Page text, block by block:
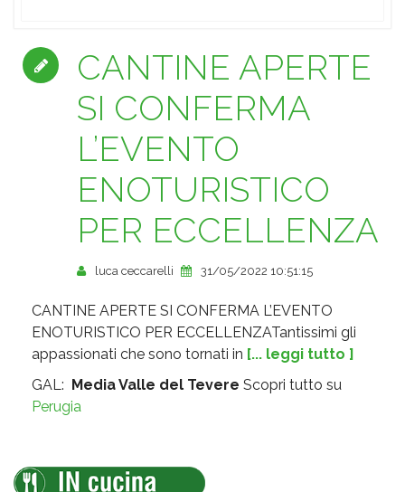
CANTINE APERTE
SI CONFERMA
L’EVENTO
ENOTURISTICO
PER ECCELLENZA
luca ceccarelli 31/05/2022 10:51:15
CANTINE APERTE SI CONFERMA L’EVENTO
ENOTURISTICO PER ECCELLENZATantissimi gli
appassionati che sono tornati in [... leggi tutto ]
GAL:
Media Valle del Tevere Scopri tutto su
Perugia